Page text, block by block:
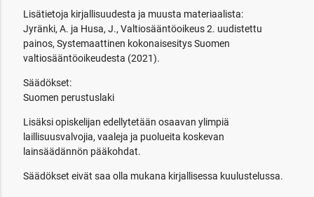
Lisätietoja kirjallisuudesta ja muusta materiaalista:
Jyränki, A. ja Husa, J., Valtiosääntöoikeus 2. uudistettu
painos, Systemaattinen kokonaisesitys Suomen
valtiosääntöoikeudesta (2021).
Säädökset:
Suomen perustuslaki
Lisäksi opiskelijan edellytetään osaavan ylimpiä
laillisuusvalvojia, vaaleja ja puolueita koskevan
lainsäädännön pääkohdat.
Säädökset eivät saa olla mukana kirjallisessa kuulustelussa.